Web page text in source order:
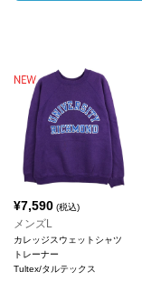
¥7,590 (税込)
メンズL
カレッジスウェットシャツ
トレーナー
Tultex/タルテックス